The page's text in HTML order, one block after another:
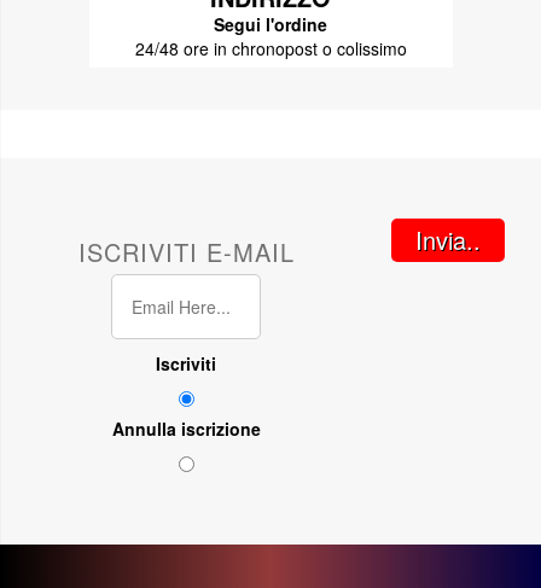
Segui l'ordine
24/48 ore in chronopost o colissimo
ISCRIVITI E-MAIL
Iscriviti
Annulla iscrizione
Invia..